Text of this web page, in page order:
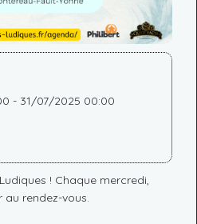
- 31/07/2025 00:00
! Chaque mercredi,
rendez-vous.